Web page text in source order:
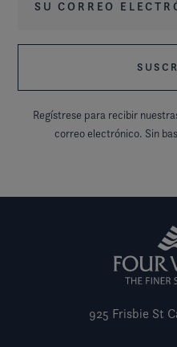
Regístrese para recibir
correo electrónico. Sin
925 Frisbie St